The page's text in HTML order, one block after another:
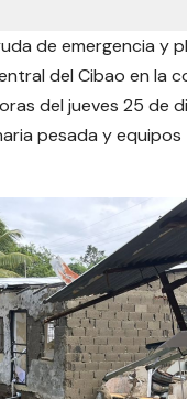
de emergencia y
del Cibao en la
del jueves 25
pesada y